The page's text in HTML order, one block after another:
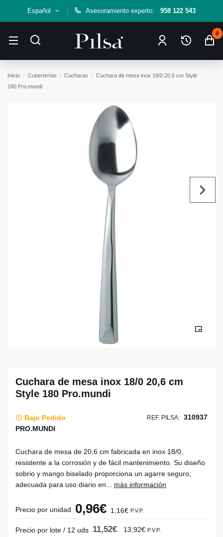
Español Asesoramiento experto: 958 122 543
0
Inicio Cuberterías Cucharas
Cuchara de mesa inox 18/0 20,6 cm Style
180 Pro.mundi
Cuchara de mesa inox 18/0 20,6 cm
Style 180 Pro.mundi
Bajo Pedido REF. PILSA: 310937
PRO.MUNDI
Cuchara de mesa de 20,6 cm fabricada en inox 18/0,
resistente a la corrosión y de fácil mantenimiento. Su diseño
sobrio y mango biselado proporciona un agarre seguro,
adecuada para uso diario en... más información
Precio por unidad 0,96€ 1,16€ P.V.P.
Precio por lote / 12 uds 11,52€ 13,92€ P.V.P.